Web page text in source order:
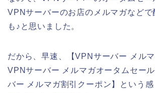
VPNサーバーのお店のメルマガなどで
も♪と思いました。
だから、早速、【VPNサーバー メル
VPNサーバー メルマガオータムセー
バー メルマガ割引クーポン】という